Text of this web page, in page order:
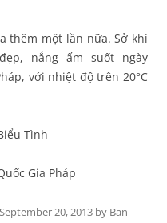
thêm một lần nữa. Sở khí
nắng ấm suốt ngày
với nhiệt độ trên 20°C
Tình
Gia Pháp
September 20, 2013 by Ban